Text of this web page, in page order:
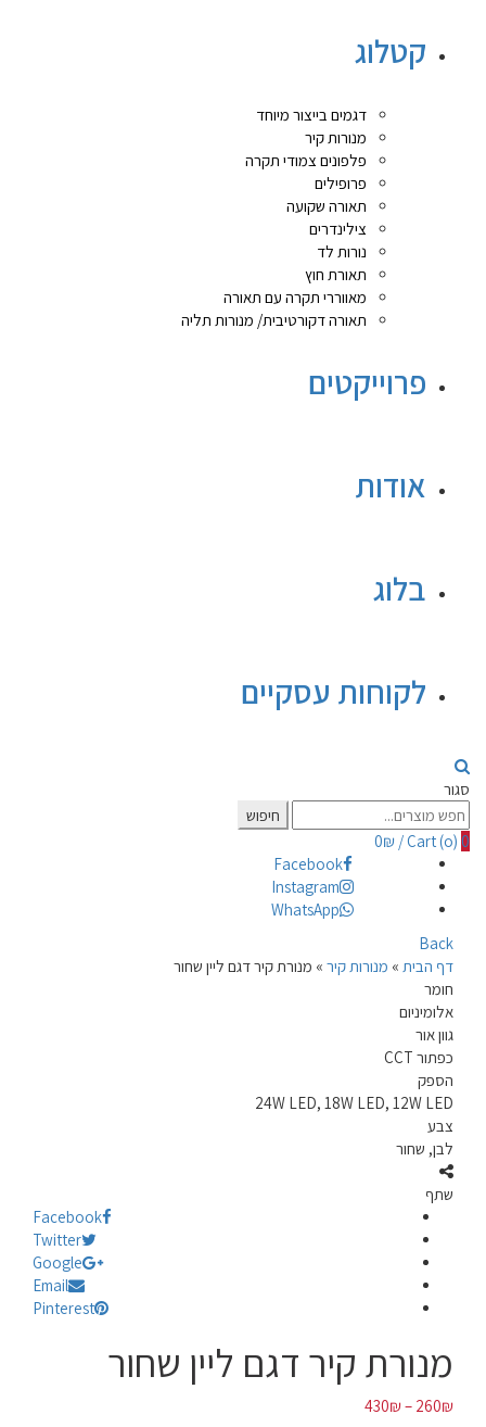
קטלוג
דגמים בייצור מיוחד
מנורות קיר
פלפונים צמודי תקרה
פרופילים
תאורה שקועה
צילינדרים
נורות לד
תאורת חוץ
מאווררי תקרה עם תאורה
תאורה דקורטיבית/ מנורות תליה
פרוייקטים
אודות
בלוג
לקוחות עסקיים
סגור
Search
for:
חיפוש
Cart (o) 0
/
0₪
Facebook
Instagram
WhatsApp
Back
דף הבית » מנורות קיר » מנורת קיר דגם ליין שחור
חומר
אלומיניום
גוון אור
כפתור CCT
הספק
24W LED, 18W LED, 12W LED
צבע
לבן, שחור
שתף
Facebook
Twitter
Google
Email
Pinterest
מנורת קיר דגם ליין שחור
260₪
–
430₪